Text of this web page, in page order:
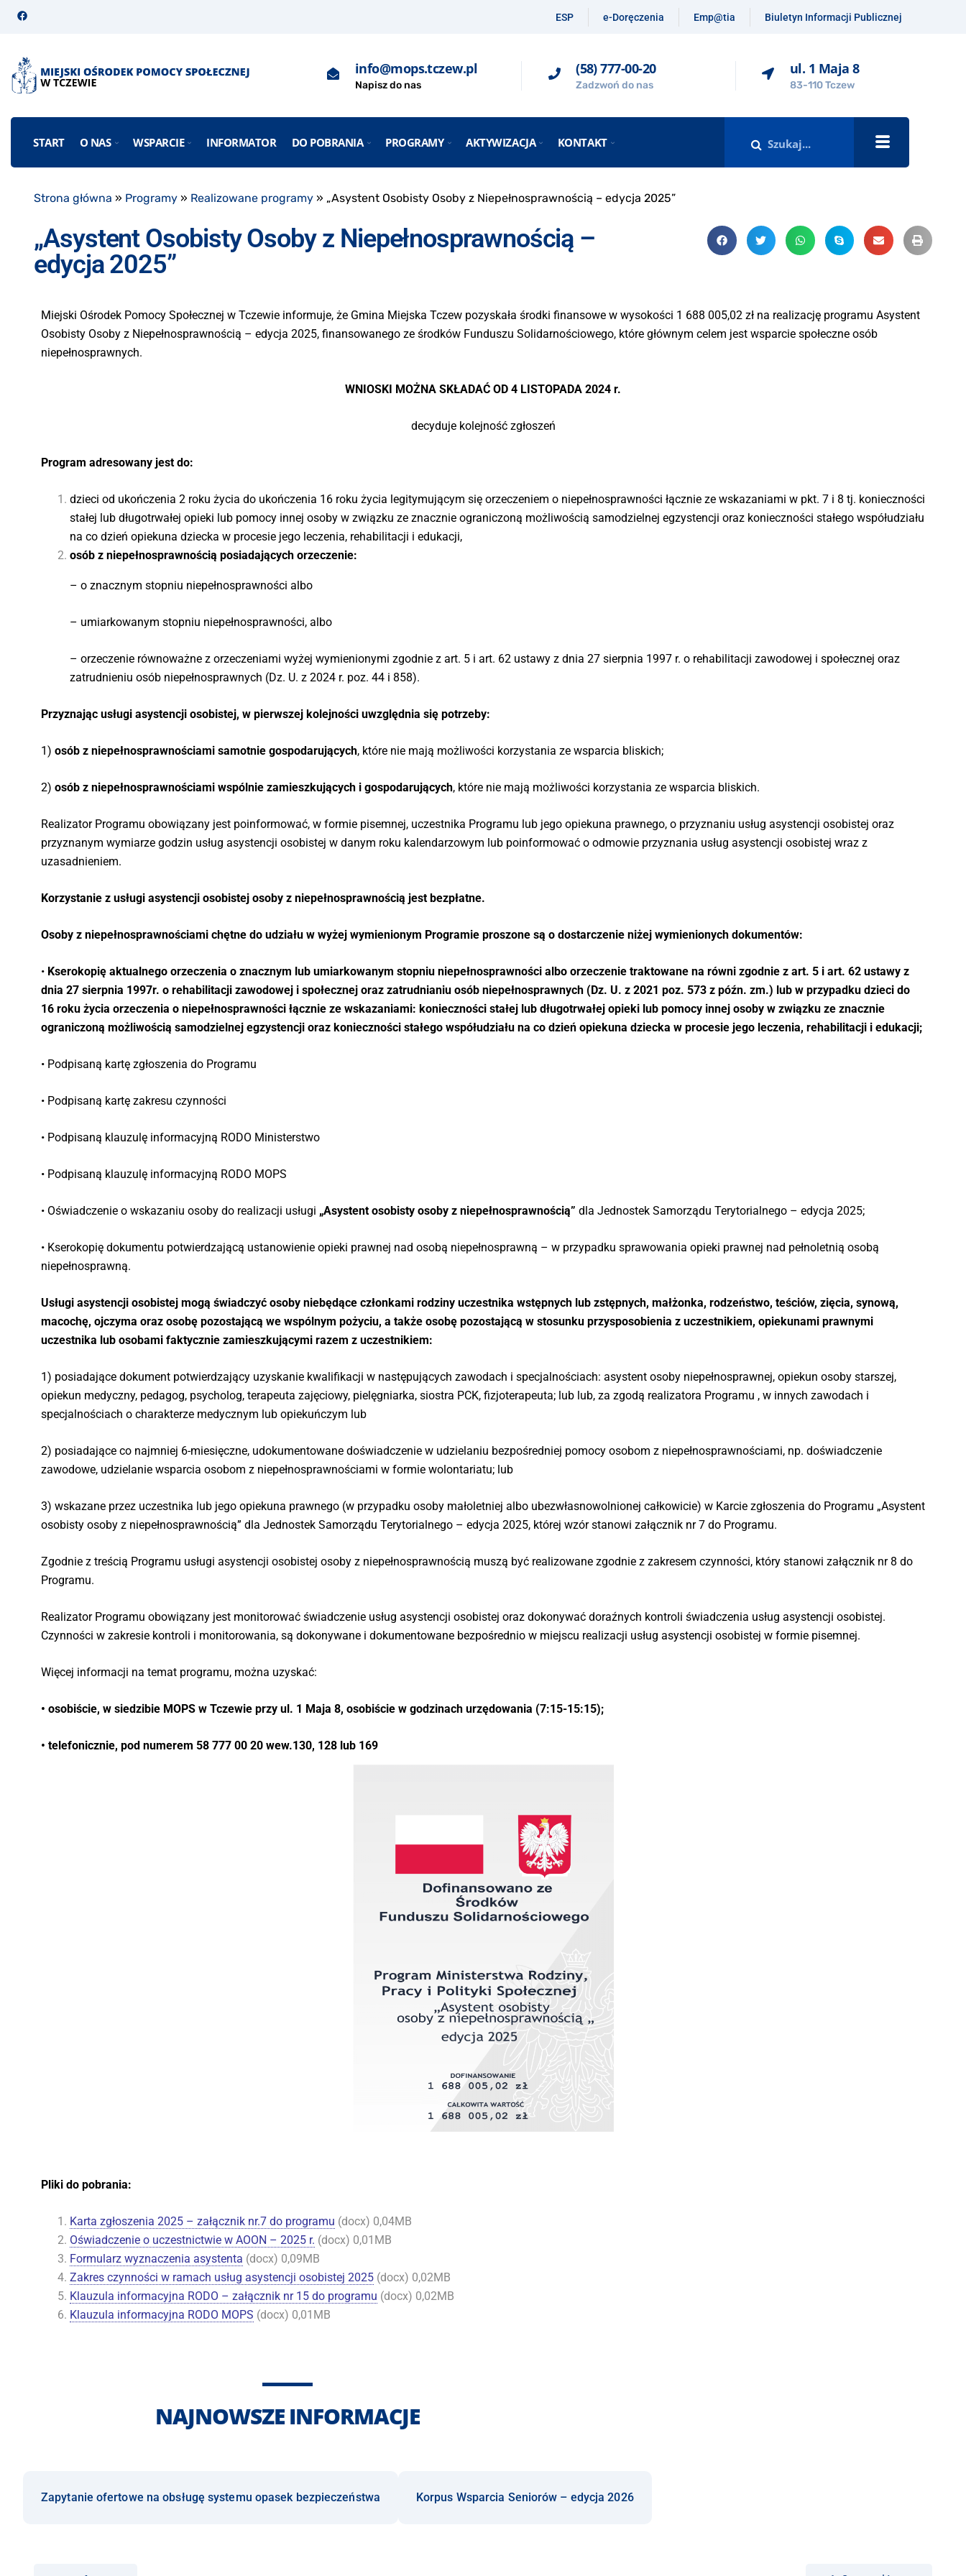
ESP e-Doręczenia Emp@tia Biuletyn Informacji Publicznej
info@mops.tczew.pl
Napisz do nas
(58) 777-00-20
Zadzwoń do nas
ul. 1 Maja 8
83-110 Tczew
START O NAS WSPARCIE INFORMATOR DO POBRANIA PROGRAMY AKTYWIZACJA KONTAKT
Strona główna » Programy » Realizowane programy » „Asystent Osobisty Osoby z Niepełnosprawnością – edycja 2025”
„Asystent Osobisty Osoby z Niepełnosprawnością –
edycja 2025”
Miejski Ośrodek Pomocy Społecznej w Tczewie informuje, że Gmina Miejska Tczew pozyskała środki finansowe w wysokości 1 688 005,02 zł na realizację programu Asystent
Osobisty Osoby z Niepełnosprawnością – edycja 2025, finansowanego ze środków Funduszu Solidarnościowego, które głównym celem jest wsparcie społeczne osób
niepełnosprawnych.
WNIOSKI MOŻNA SKŁADAĆ OD 4 LISTOPADA 2024 r.
decyduje kolejność zgłoszeń
Program adresowany jest do:
dzieci od ukończenia 2 roku życia do ukończenia 16 roku życia legitymującym się orzeczeniem o niepełnosprawności łącznie ze wskazaniami w pkt. 7 i 8 tj. konieczności
stałej lub długotrwałej opieki lub pomocy innej osoby w związku ze znacznie ograniczoną możliwością samodzielnej egzystencji oraz konieczności stałego współudziału
na co dzień opiekuna dziecka w procesie jego leczenia, rehabilitacji i edukacji,
osób z niepełnosprawnością posiadających orzeczenie:
– o znacznym stopniu niepełnosprawności albo
– umiarkowanym stopniu niepełnosprawności, albo
– orzeczenie równoważne z orzeczeniami wyżej wymienionymi zgodnie z art. 5 i art. 62 ustawy z dnia 27 sierpnia 1997 r. o rehabilitacji zawodowej i społecznej oraz
zatrudnieniu osób niepełnosprawnych (Dz. U. z 2024 r. poz. 44 i 858).
Przyznając usługi asystencji osobistej, w pierwszej kolejności uwzględnia się potrzeby:
1) osób z niepełnosprawnościami samotnie gospodarujących, które nie mają możliwości korzystania ze wsparcia bliskich;
2) osób z niepełnosprawnościami wspólnie zamieszkujących i gospodarujących, które nie mają możliwości korzystania ze wsparcia bliskich.
Realizator Programu obowiązany jest poinformować, w formie pisemnej, uczestnika Programu lub jego opiekuna prawnego, o przyznaniu usług asystencji osobistej oraz
przyznanym wymiarze godzin usług asystencji osobistej w danym roku kalendarzowym lub poinformować o odmowie przyznania usług asystencji osobistej wraz z
uzasadnieniem.
Korzystanie z usługi asystencji osobistej osoby z niepełnosprawnością jest bezpłatne.
Osoby z niepełnosprawnościami chętne do udziału w wyżej wymienionym Programie proszone są o dostarczenie niżej wymienionych dokumentów:
• Kserokopię aktualnego orzeczenia o znacznym lub umiarkowanym stopniu niepełnosprawności albo orzeczenie traktowane na równi zgodnie z art. 5 i art. 62 ustawy z
dnia 27 sierpnia 1997r. o rehabilitacji zawodowej i społecznej oraz zatrudnianiu osób niepełnosprawnych (Dz. U. z 2021 poz. 573 z późn. zm.) lub w przypadku dzieci do
16 roku życia orzeczenia o niepełnosprawności łącznie ze wskazaniami: konieczności stałej lub długotrwałej opieki lub pomocy innej osoby w związku ze znacznie
ograniczoną możliwością samodzielnej egzystencji oraz konieczności stałego współudziału na co dzień opiekuna dziecka w procesie jego leczenia, rehabilitacji i edukacji;
• Podpisaną kartę zgłoszenia do Programu
• Podpisaną kartę zakresu czynności
• Podpisaną klauzulę informacyjną RODO Ministerstwo
• Podpisaną klauzulę informacyjną RODO MOPS
• Oświadczenie o wskazaniu osoby do realizacji usługi „Asystent osobisty osoby z niepełnosprawnością” dla Jednostek Samorządu Terytorialnego – edycja 2025;
• Kserokopię dokumentu potwierdzającą ustanowienie opieki prawnej nad osobą niepełnosprawną – w przypadku sprawowania opieki prawnej nad pełnoletnią osobą
niepełnosprawną.
Usługi asystencji osobistej mogą świadczyć osoby niebędące członkami rodziny uczestnika wstępnych lub zstępnych, małżonka, rodzeństwo, teściów, zięcia, synową,
macochę, ojczyma oraz osobę pozostającą we wspólnym pożyciu, a także osobę pozostającą w stosunku przysposobienia z uczestnikiem, opiekunami prawnymi
uczestnika lub osobami faktycznie zamieszkującymi razem z uczestnikiem:
1) posiadające dokument potwierdzający uzyskanie kwalifikacji w następujących zawodach i specjalnościach: asystent osoby niepełnosprawnej, opiekun osoby starszej,
opiekun medyczny, pedagog, psycholog, terapeuta zajęciowy, pielęgniarka, siostra PCK, fizjoterapeuta; lub lub, za zgodą realizatora Programu , w innych zawodach i
specjalnościach o charakterze medycznym lub opiekuńczym lub
2) posiadające co najmniej 6-miesięczne, udokumentowane doświadczenie w udzielaniu bezpośredniej pomocy osobom z niepełnosprawnościami, np. doświadczenie
zawodowe, udzielanie wsparcia osobom z niepełnosprawnościami w formie wolontariatu; lub
3) wskazane przez uczestnika lub jego opiekuna prawnego (w przypadku osoby małoletniej albo ubezwłasnowolnionej całkowicie) w Karcie zgłoszenia do Programu „Asystent
osobisty osoby z niepełnosprawnością” dla Jednostek Samorządu Terytorialnego – edycja 2025, której wzór stanowi załącznik nr 7 do Programu.
Zgodnie z treścią Programu usługi asystencji osobistej osoby z niepełnosprawnością muszą być realizowane zgodnie z zakresem czynności, który stanowi załącznik nr 8 do
Programu.
Realizator Programu obowiązany jest monitorować świadczenie usług asystencji osobistej oraz dokonywać doraźnych kontroli świadczenia usług asystencji osobistej.
Czynności w zakresie kontroli i monitorowania, są dokonywane i dokumentowane bezpośrednio w miejscu realizacji usług asystencji osobistej w formie pisemnej.
Więcej informacji na temat programu, można uzyskać:
• osobiście, w siedzibie MOPS w Tczewie przy ul. 1 Maja 8, osobiście w godzinach urzędowania (7:15-15:15);
• telefonicznie, pod numerem 58 777 00 20 wew.130, 128 lub 169
Pliki do pobrania:
Karta zgłoszenia 2025 – załącznik nr.7 do programu (docx) 0,04MB
Oświadczenie o uczestnictwie w AOON – 2025 r. (docx) 0,01MB
Formularz wyznaczenia asystenta (docx) 0,09MB
Zakres czynności w ramach usług asystencji osobistej 2025 (docx) 0,02MB
Klauzula informacyjna RODO – załącznik nr 15 do programu (docx) 0,02MB
Klauzula informacyjna RODO MOPS (docx) 0,01MB
NAJNOWSZE INFORMACJE
Zapytanie ofertowe na obsługę systemu opasek bezpieczeństwa Korpus Wsparcia Seniorów – edycja 2026